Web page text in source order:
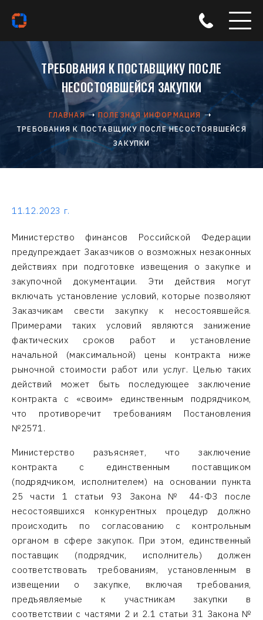
ТРЕБОВАНИЯ К ПОСТАВЩИКУ ПОСЛЕ
НЕСОСТОЯВШЕЙСЯ ЗАКУПКИ
ГЛАВНАЯ
ПОЛЕЗНАЯ ИНФОРМАЦИЯ
ТРЕБОВАНИЯ К ПОСТАВЩИКУ ПОСЛЕ НЕСОСТОЯВШЕЙСЯ
ЗАКУПКИ
11.12.2023 г.
Министерство финансов Российской Федерации
предупреждает Заказчиков о возможных незаконных
действиях при подготовке извещения о закупке и
закупочной документации. Эти действия могут
включать установление условий, которые позволяют
Заказчикам свести закупку к несостоявшейся.
Примерами таких условий являются занижение
фактических сроков работ и установление
начальной (максимальной) цены контракта ниже
рыночной стоимости работ или услуг. Целью таких
действий может быть последующее заключение
контракта с «своим» единственным подрядчиком,
что противоречит требованиям Постановления
№2571.
Министерство разъясняет, что заключение
контракта с единственным поставщиком
(подрядчиком, исполнителем) на основании пункта
25 части 1 статьи 93 Закона № 44-ФЗ после
несостоявшихся конкурентных процедур должно
происходить по согласованию с контрольным
органом в сфере закупок. При этом, единственный
поставщик (подрядчик, исполнитель) должен
соответствовать требованиям, установленным в
извещении о закупке, включая требования,
предъявляемые к участникам закупки в
соответствии с частями 2 и 2.1 статьи 31 Закона №